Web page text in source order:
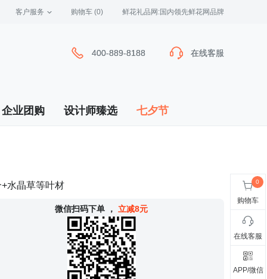
客户服务 购物车 (0) 鲜花礼品网:国内领先鲜花网品牌
400-889-8188 在线客服
400-889-8188 在线客服
企业团购 设计师臻选 七夕节
水晶草等叶材
微信扫码下单 ， 立减8元
购物车
在线客服
APP/微信